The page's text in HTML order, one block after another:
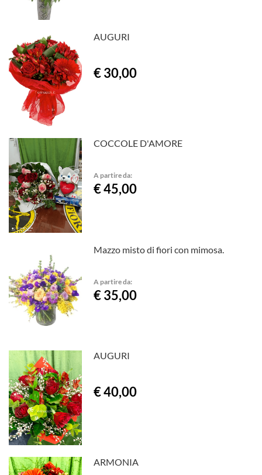
AUGURI
€ 30,00
COCCOLE D'AMORE
A partire da:
€ 45,00
Mazzo misto di fiori con mimosa.
A partire da:
€ 35,00
AUGURI
€ 40,00
ARMONIA